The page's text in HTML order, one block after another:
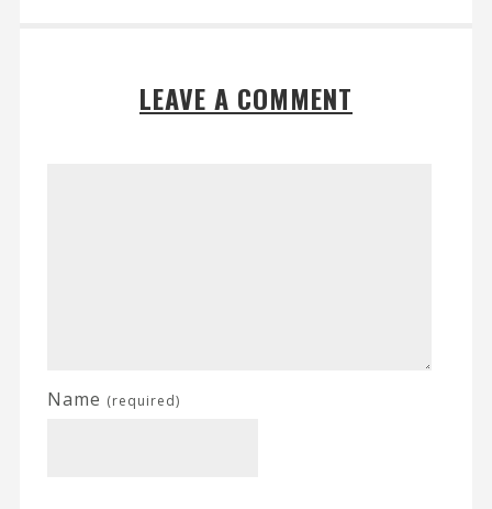
LEAVE A COMMENT
Name (required)